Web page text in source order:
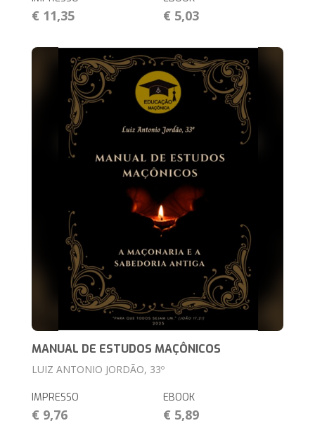
€ 11,35 € 5,03
MANUAL DE ESTUDOS MAÇÔNICOS
LUIZ ANTONIO JORDÃO, 33º
IMPRESSO
€ 9,76
EBOOK
€ 5,89